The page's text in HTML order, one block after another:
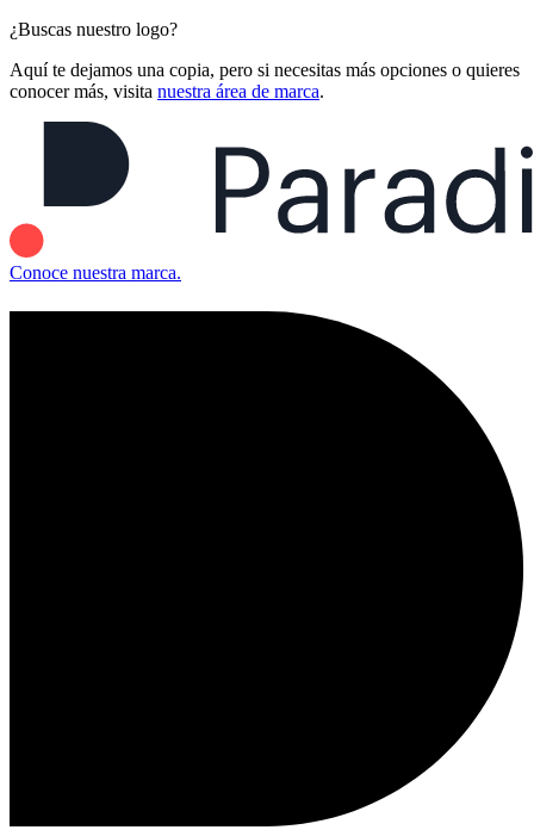
¿Buscas nuestro logo?
Aquí te dejamos una copia, pero si necesitas más opciones o quieres
conocer más, visita nuestra área de marca.
Conoce nuestra marca.